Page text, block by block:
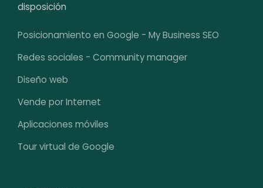
disposición
Posicionamiento en Google - My Business SEO
Redes sociales - Community manager
Diseño web
Vende por Internet
Aplicaciones móviles
Tour virtual de Google